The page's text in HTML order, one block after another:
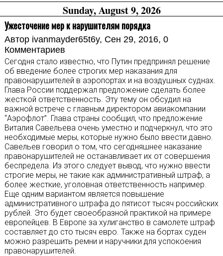
Sunday, August 9, 2026
Ужесточение мер к нарушителям порядка
Автор ivanmayder65t6y, Сен 29, 2016, 0
Комментариев
Сегодня стало известно, что Путин предпринял решение
об введение более строгих мер наказания для
правонарушителей в аэропортах и на воздушных суднах.
Глава России поддержал предложение сделать более
жесткой ответственность. Эту тему он обсудил на
важной встрече с главным директором авиакомпании
“Аэрофлот”. Глава страны сообщил, что предложение
Виталия Савельева очень уместно и подчеркнул, что это
необходимые меры, которые нужно было ввести давно.
Савельев говорил о том, что сегодняшнее наказание
правонарушителей не останавливает их от совершения
беспредела. Из этого следует вывод, что нужно ввести
строгие меры, не такие как административный штраф, а
более жесткие, уголовная ответственность например.
Еще одним вариантом является повышение
административного штрафа до пятисот тысяч российских
рублей. Это будет своеобразной практикой на примере
европейцев. В Европе за хулиганство в самолете штраф
составляет до сто тысяч евро. Также на бортах суден
можно разрешить ремни и наручники для успокоения
правонарушителей.